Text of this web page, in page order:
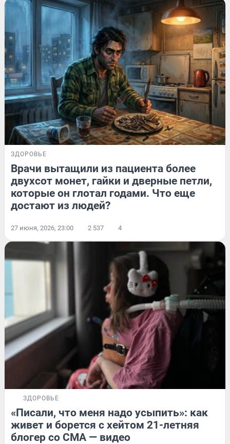
ЗДОРОВЬЕ
Врачи вытащили из пациента более
двухсот монет, гайки и дверные петли,
которые он глотал годами. Что еще
достают из людей?
27 июня, 2026, 23:00 2 537 4
ЗДОРОВЬЕ
«Писали, что меня надо усыпить»: как
живет и борется с хейтом 21-летняя
блогер со СМА — видео